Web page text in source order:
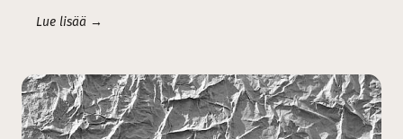
Lue lisää →